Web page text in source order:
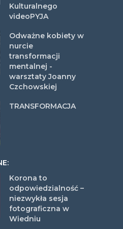
Kulturalnego
videoPYJA
Odważne kobiety w
nurcie
transformacji
mentalnej -
warsztaty Joanny
Czchowskiej
TRANSFORMACJA
Korona to
odpowiedzialność –
niezwykła sesja
fotograficzna w
Wiedniu